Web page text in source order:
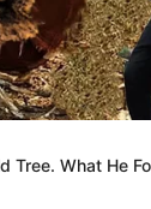
Tree. What He